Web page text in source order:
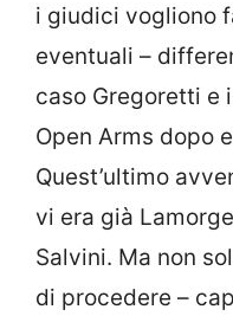
i giudici vogliono
eventuali –
caso Gregoretti e
Open Arms dopo
Quest’ultimo
vi era già
Salvini. Ma non
di procedere –